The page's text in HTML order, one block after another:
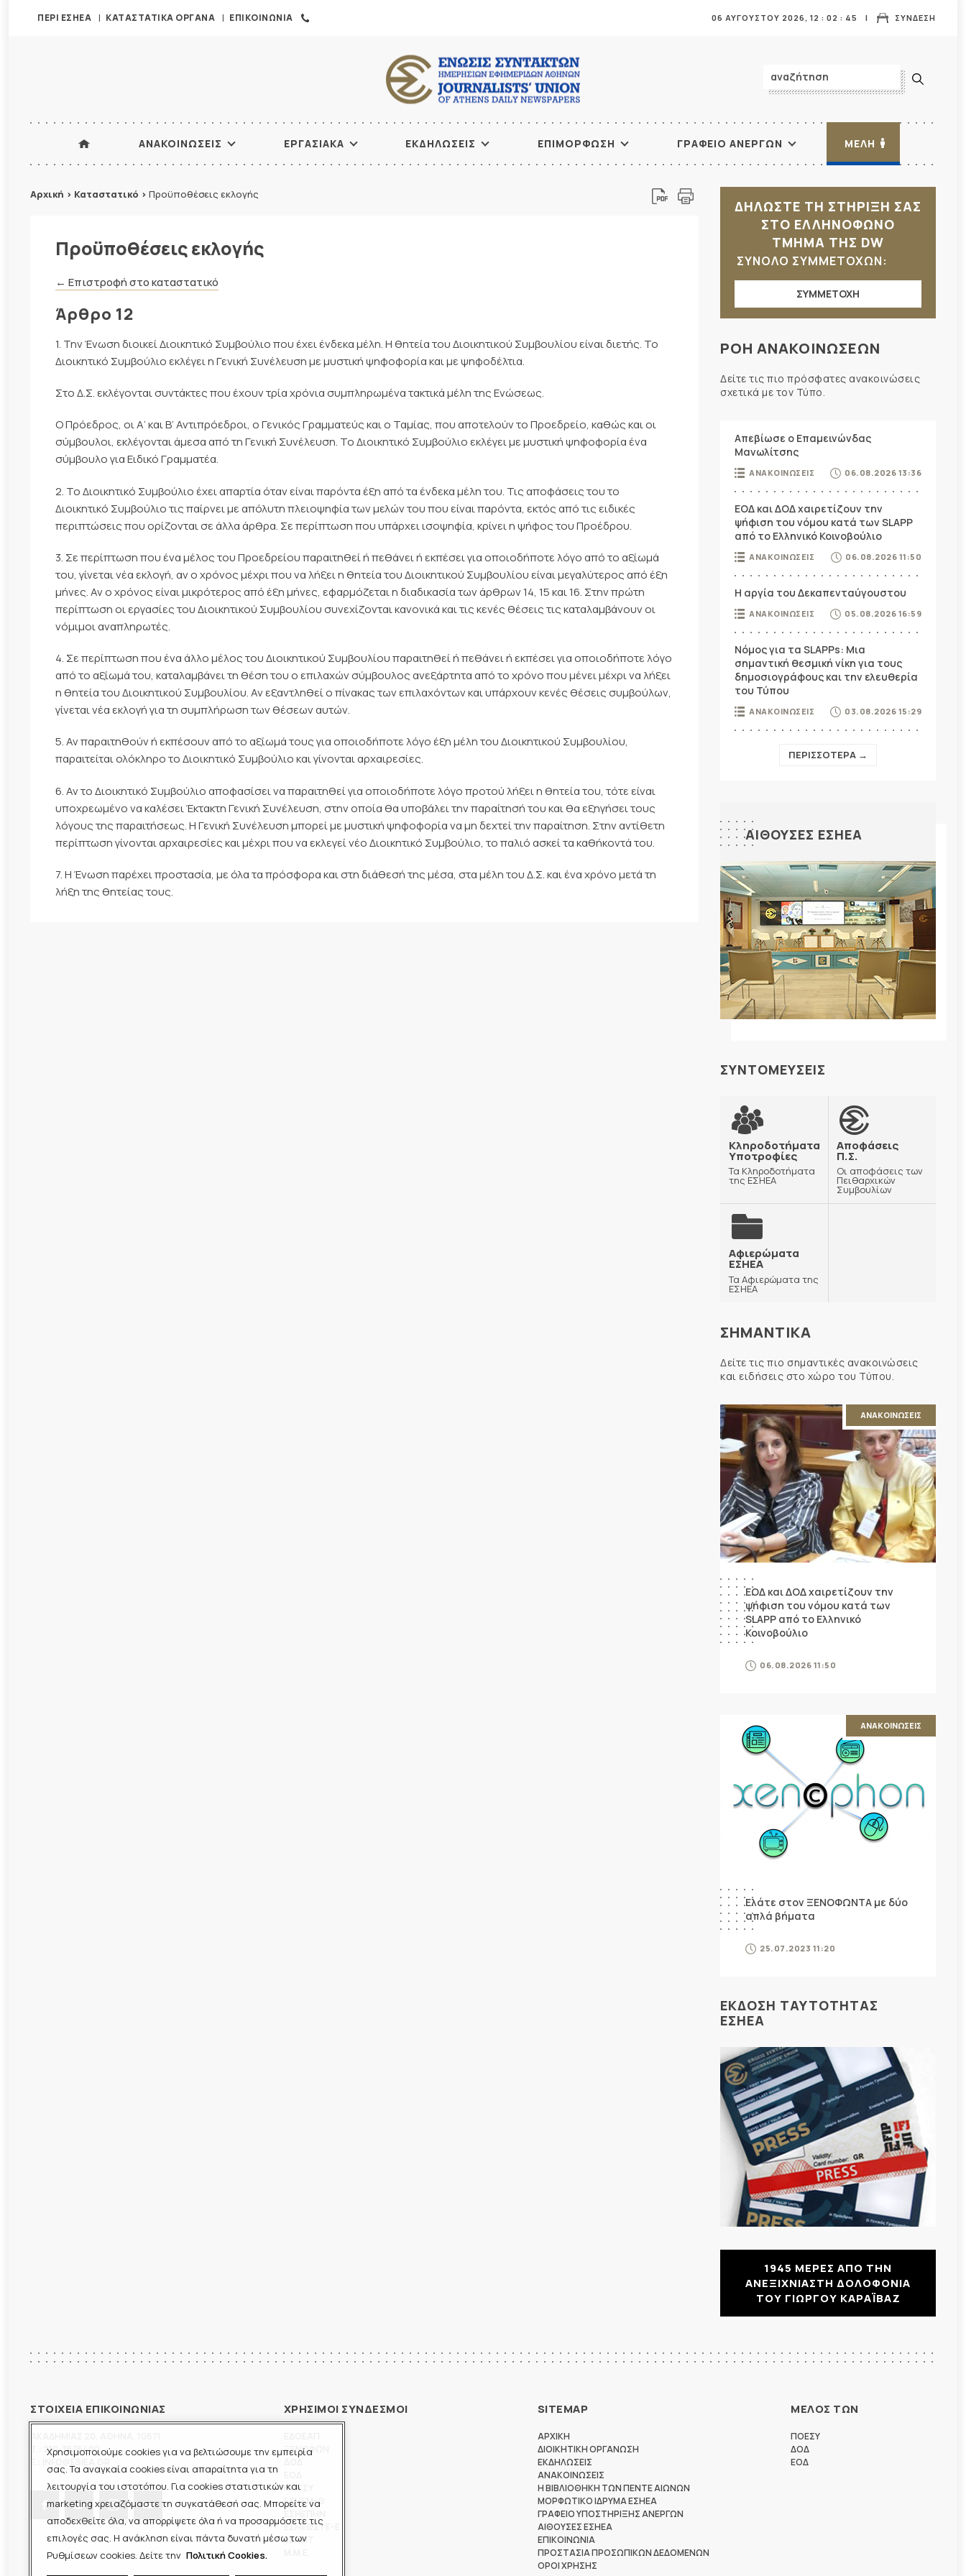
Χρησιμοποιούμε cookies για να βελτιώσουμε την εμπειρία
σας. Τα αναγκαία cookies είναι απαραίτητα για τη
λειτουργία του ιστοτόπου. Για cookies στατιστικών και
marketing χρειαζόμαστε τη συγκατάθεσή σας. Μπορείτε να
αποδεχθείτε όλα, να απορρίψετε όλα ή να προσαρμόσετε τις
επιλογές σας. Η ανάκληση είναι πάντα δυνατή μέσω των
Ρυθμίσεων cookies. Δείτε την Πολιτική Cookies.
ΠΕΡΙ ΕΣΗΕΑ ΚΑΤΑΣΤΑΤΙΚΑ ΟΡΓΑΝΑ ΕΠΙΚΟΙΝΩΝΙΑ ΣΥΝΔΕΣΗ
06 ΑΥΓΟΥΣΤΟΥ 2026, 12 : 02 : 47
ΑΝΑΚΟΙΝΩΣΕΙΣ ΕΡΓΑΣΙΑΚΑ ΕΚΔΗΛΩΣΕΙΣ ΕΠΙΜΟΡΦΩΣΗ ΓΡΑΦΕΙΟ ΑΝΕΡΓΩΝ ΜΕΛΗ
Αρχική > Καταστατικό > Προϋποθέσεις εκλογής
Προϋποθέσεις εκλογής
← Επιστροφή στο καταστατικό
Άρθρο 12
1. Την Ένωση διοικεί Διοικητικό Συμβούλιο που έχει ένδεκα μέλη. Η θητεία του Διοικητικού Συμβουλίου είναι διετής. Το
Διοικητικό Συμβούλιο εκλέγει η Γενική Συνέλευση με μυστική ψηφοφορία και με ψηφοδέλτια.
Στο Δ.Σ. εκλέγονται συντάκτες που έχουν τρία χρόνια συμπληρωμένα τακτικά μέλη της Ενώσεως.
Ο Πρόεδρος, οι Α’ και Β’ Αντιπρόεδροι, ο Γενικός Γραμματεύς και ο Ταμίας, που αποτελούν το Προεδρείο, καθώς και οι
σύμβουλοι, εκλέγονται άμεσα από τη Γενική Συνέλευση. Το Διοικητικό Συμβούλιο εκλέγει με μυστική ψηφοφορία ένα
σύμβουλο για Ειδικό Γραμματέα.
2. Το Διοικητικό Συμβούλιο έχει απαρτία όταν είναι παρόντα έξη από τα ένδεκα μέλη του. Τις αποφάσεις του το
Διοικητικό Συμβούλιο τις παίρνει με απόλυτη πλειοψηφία των μελών του που είναι παρόντα, εκτός από τις ειδικές
περιπτώσεις που ορίζονται σε άλλα άρθρα. Σε περίπτωση που υπάρχει ισοψηφία, κρίνει η ψήφος του Προέδρου.
3. Σε περίπτωση που ένα μέλος του Προεδρείου παραιτηθεί ή πεθάνει ή εκπέσει για οποιοδήποτε λόγο από το αξίωμά
του, γίνεται νέα εκλογή, αν ο χρόνος μέχρι που να λήξει η θητεία του Διοικητικού Συμβουλίου είναι μεγαλύτερος από έξη
μήνες. Αν ο χρόνος είναι μικρότερος από έξη μήνες, εφαρμόζεται η διαδικασία των άρθρων 14, 15 και 16. Στην πρώτη
περίπτωση οι εργασίες του Διοικητικού Συμβουλίου συνεχίζονται κανονικά και τις κενές θέσεις τις καταλαμβάνουν οι
νόμιμοι αναπληρωτές.
4. Σε περίπτωση που ένα άλλο μέλος του Διοικητικού Συμβουλίου παραιτηθεί ή πεθάνει ή εκπέσει για οποιοδήποτε λόγο
από το αξίωμά του, καταλαμβάνει τη θέση του ο επιλαχών σύμβουλος ανεξάρτητα από το χρόνο που μένει μέχρι να λήξει
η θητεία του Διοικητικού Συμβουλίου. Αν εξαντληθεί ο πίνακας των επιλαχόντων και υπάρχουν κενές θέσεις συμβούλων,
γίνεται νέα εκλογή για τη συμπλήρωση των θέσεων αυτών.
5. Αν παραιτηθούν ή εκπέσουν από το αξίωμά τους για οποιοδήποτε λόγο έξη μέλη του Διοικητικού Συμβουλίου,
παραιτείται ολόκληρο το Διοικητικό Συμβούλιο και γίνονται αρχαιρεσίες.
6. Αν το Διοικητικό Συμβούλιο αποφασίσει να παραιτηθεί για οποιοδήποτε λόγο προτού λήξει η θητεία του, τότε είναι
υποχρεωμένο να καλέσει Έκτακτη Γενική Συνέλευση, στην οποία θα υποβάλει την παραίτησή του και θα εξηγήσει τους
λόγους της παραιτήσεως. Η Γενική Συνέλευση μπορεί με μυστική ψηφοφορία να μη δεχτεί την παραίτηση. Στην αντίθετη
περίπτωση γίνονται αρχαιρεσίες και μέχρι που να εκλεγεί νέο Διοικητικό Συμβούλιο, το παλιό ασκεί τα καθήκοντά του.
7. Η Ένωση παρέχει προστασία, με όλα τα πρόσφορα και στη διάθεσή της μέσα, στα μέλη του Δ.Σ. και ένα χρόνο μετά τη
λήξη της θητείας τους.
ΔΗΛΩΣΤΕ ΤΗ ΣΤΗΡΙΞΗ ΣΑΣ
ΣΤΟ ΕΛΛΗΝΟΦΩΝΟ
ΤΜΗΜΑ ΤΗΣ DW
ΣΥΝΟΛΟ ΣΥΜΜΕΤΟΧΩΝ:
ΣΥΜΜΕΤΟΧΗ
ΡΟΗ ΑΝΑΚΟΙΝΩΣΕΩΝ
Δείτε τις πιο πρόσφατες ανακοινώσεις
σχετικά με τον Τύπο.
Απεβίωσε ο Επαμεινώνδας
Μανωλίτσης
ΑΝΑΚΟΙΝΩΣΕΙΣ 06.08.2026 13:36
ΕΟΔ και ΔΟΔ χαιρετίζουν την
ψήφιση του νόμου κατά των SLAPP
από το Ελληνικό Κοινοβούλιο
ΑΝΑΚΟΙΝΩΣΕΙΣ 06.08.2026 11:50
Η αργία του Δεκαπενταύγουστου
ΑΝΑΚΟΙΝΩΣΕΙΣ 05.08.2026 16:59
Νόμος για τα SLAPPs: Μια
σημαντική θεσμική νίκη για τους
δημοσιογράφους και την ελευθερία
του Τύπου
ΑΝΑΚΟΙΝΩΣΕΙΣ 03.08.2026 15:29
ΠΕΡΙΣΣΟΤΕΡΑ →
ΑΙΘΟΥΣΕΣ ΕΣΗΕΑ
ΣΥΝΤΟΜΕΥΣΕΙΣ
Κληροδοτήματα
Υποτροφίες
Τα Κληροδοτήματα
της ΕΣΗΕΑ
Αποφάσεις
Π.Σ.
Οι αποφάσεις των
Πειθαρχικών
Συμβουλίων
Αφιερώματα
ΕΣΗΕΑ
Τα Αφιερώματα της
ΕΣΗΕΑ
ΣΗΜΑΝΤΙΚΑ
Δείτε τις πιο σημαντικές ανακοινώσεις
και ειδήσεις στο χώρο του Τύπου.
ΑΝΑΚΟΙΝΩΣΕΙΣ
ΕΟΔ και ΔΟΔ χαιρετίζουν την
ψήφιση του νόμου κατά των
SLAPP από το Ελληνικό
Κοινοβούλιο
06.08.2026 11:50
ΑΝΑΚΟΙΝΩΣΕΙΣ
Ελάτε στον ΞΕΝΟΦΩΝΤΑ με δύο
απλά βήματα
25.07.2023 11:20
ΕΚΔΟΣΗ ΤΑΥΤΟΤΗΤΑΣ
ΕΣΗΕΑ
1945 ΜΕΡΕΣ ΑΠΟ ΤΗΝ
ΑΝΕΞΙΧΝΙΑΣΤΗ ΔΟΛΟΦΟΝΙΑ
ΤΟΥ ΓΙΩΡΓΟΥ ΚΑΡΑΪΒΑΖ
ΣΤΟΙΧΕΙΑ ΕΠΙΚΟΙΝΩΝΙΑΣ
210-3675400
ΧΡΗΣΙΜΟΙ ΣΥΝΔΕΣΜΟΙ
ΞΕΝΟΦΩΝ
ΠΟΕΣΥ
ΕΣΗΕΜ-Θ
ΕΣΗΕΘΣΤΕ-Ε
ΕΣΠΗΤ
SITEMAP
ΑΡΧΙΚΗ
ΔΙΟΙΚΗΤΙΚΗ ΟΡΓΑΝΩΣΗ
ΕΚΔΗΛΩΣΕΙΣ
ΑΝΑΚΟΙΝΩΣΕΙΣ
Η ΒΙΒΛΙΟΘΗΚΗ ΤΩΝ ΠΕΝΤΕ ΑΙΩΝΩΝ
ΜΟΡΦΩΤΙΚΟ ΙΔΡΥΜΑ ΕΣΗΕΑ
ΓΡΑΦΕΙΟ ΥΠΟΣΤΗΡΙΞΗΣ ΑΝΕΡΓΩΝ
ΑΙΘΟΥΣΕΣ ΕΣΗΕΑ
ΕΠΙΚΟΙΝΩΝΙΑ
ΠΡΟΣΤΑΣΙΑ ΠΡΟΣΩΠΙΚΩΝ ΔΕΔΟΜΕΝΩΝ
ΟΡΟΙ ΧΡΗΣΗΣ
ΜΕΛΟΣ ΤΩΝ
ΠΟΕΣΥ
ΔΟΔ
ΕΟΔ